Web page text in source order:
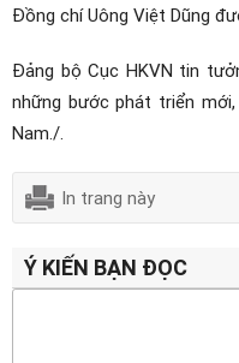
Đồng chí Uông Việt Dũng
Đảng bộ Cục HKVN tin
những bước phát triển
Nam. /.
In trang này
Ý KIẾN BẠN ĐỌC